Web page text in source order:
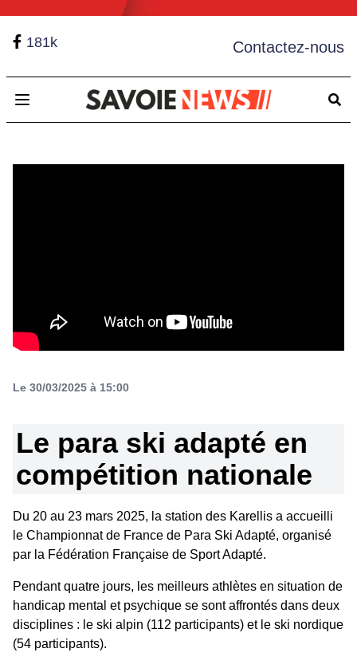
181k Contactez-nous
Open main menu
Le 30/03/2025 à 15:00
Le para ski adapté en
compétition nationale
Du 20 au 23 mars 2025, la station des Karellis a accueilli
le Championnat de France de Para Ski Adapté, organisé
par la Fédération Française de Sport Adapté.
Pendant quatre jours, les meilleurs athlètes en situation de
handicap mental et psychique se sont affrontés dans deux
disciplines : le ski alpin (112 participants) et le ski nordique
(54 participants).